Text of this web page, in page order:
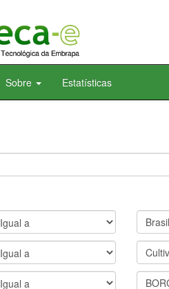
Sobre Estatísticas